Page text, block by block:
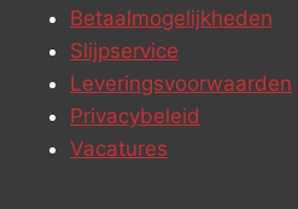
Betaalmogelijkheden
Slijpservice
Leveringsvoorwaarden
Privacybeleid
Vacatures